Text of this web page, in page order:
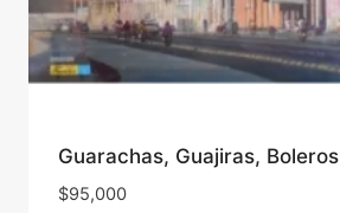
Guarachas, Guajiras, Boleros
$95,000